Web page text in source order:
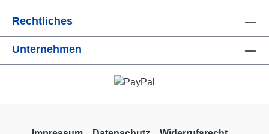
Rechtliches
Unternehmen